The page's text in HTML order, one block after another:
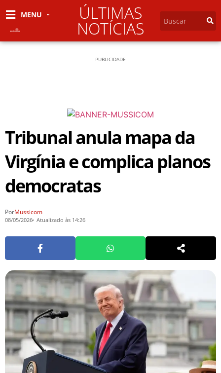
MENU ÚLTIMAS
NOTÍCIAS
PUBLICIDADE
Tribunal anula mapa da
Virgínia e complica planos
democratas
PorMussicom
08/05/2026 Atualizado às 14:26